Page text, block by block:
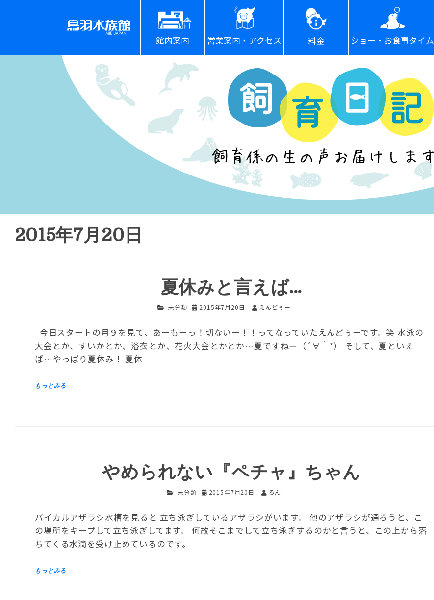
館内案内 営業案内・アクセス 料金 ショー・お食事タイム
2015年7月20日
夏休みと言えば…
未分類 2015年7月20日 えんどぅー
今日スタートの月９を見て、あーもーっ！切ないー！！ってなっていたえんどぅーです。笑 水泳の
大会とか、すいかとか、浴衣とか、花火大会とかとか…夏ですねー（´∀｀*） そして、夏といえ
ば…やっぱり夏休み！ 夏休
やめられない『ペチャ』ちゃん
未分類 2015年7月20日 ろん
バイカルアザラシ水槽を見ると 立ち泳ぎしているアザラシがいます。 他のアザラシが通ろうと、こ
の場所をキープして立ち泳ぎしてます。 何故そこまでして立ち泳ぎするのかと言うと、この上から落
ちてくる水滴を受け止めているのです。